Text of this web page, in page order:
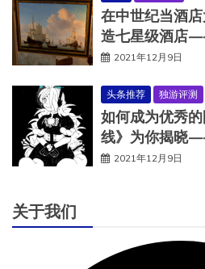
在中世纪当酒
造七星级酒店
2021年12月9日
头条推荐 独游评测
如何成为优秀
线》为你揭晓
2021年12月9日
关于我们